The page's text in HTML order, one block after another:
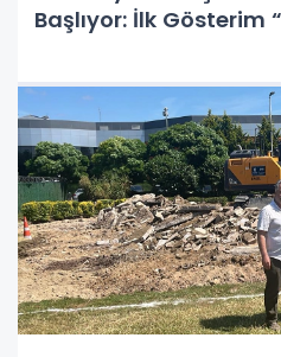
Başlıyor: İlk Gösterim